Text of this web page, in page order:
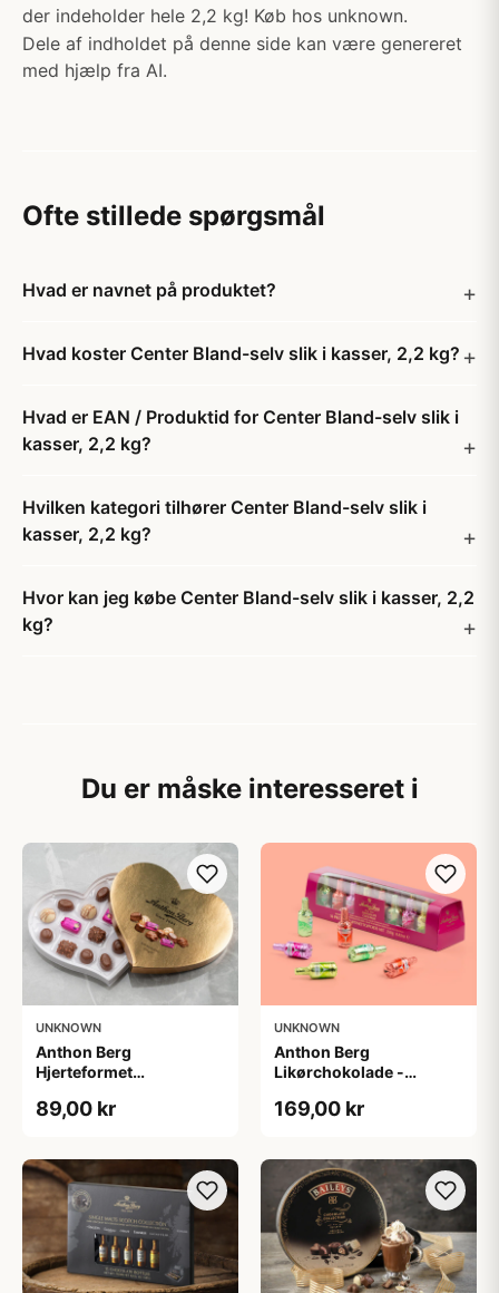
der indeholder hele 2,2 kg!​ Køb hos unknown.
Dele af indholdet på denne side kan være genereret
med hjælp fra AI.
Ofte stillede spørgsmål
Hvad er navnet på produktet?
Hvad koster Center Bland-selv slik i kasser, 2,2 kg​?
Hvad er EAN / Produktid for Center Bland-selv slik i
kasser, 2,2 kg​?
Hvilken kategori tilhører Center Bland-selv slik i
kasser, 2,2 kg​?
Hvor kan jeg købe Center Bland-selv slik i kasser, 2,2
kg​?
Du er måske interesseret i
UNKNOWN
Anthon Berg
Hjerteformet
89,00 kr
UNKNOWN
Anthon Berg
Likørchokolade -
169,00 kr